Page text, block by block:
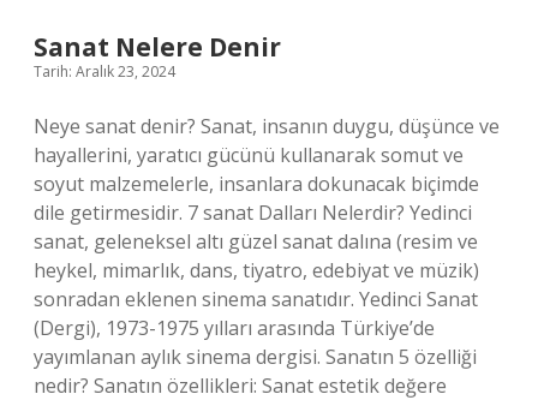
Sanat Nelere Denir
Tarih: Aralık 23, 2024
Neye sanat denir? Sanat, insanın duygu, düşünce ve
hayallerini, yaratıcı gücünü kullanarak somut ve
soyut malzemelerle, insanlara dokunacak biçimde
dile getirmesidir. 7 sanat Dalları Nelerdir? Yedinci
sanat, geleneksel altı güzel sanat dalına (resim ve
heykel, mimarlık, dans, tiyatro, edebiyat ve müzik)
sonradan eklenen sinema sanatıdır. Yedinci Sanat
(Dergi), 1973-1975 yılları arasında Türkiye’de
yayımlanan aylık sinema dergisi. Sanatın 5 özelliği
nedir? Sanatın özellikleri: Sanat estetik değere